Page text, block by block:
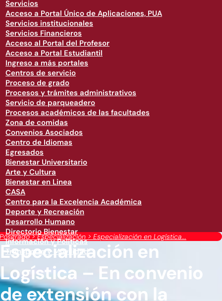
Servicios
Acceso a Portal Único de Aplicaciones, PUA
Servicios institucionales
Servicios Financieros
Acceso al Portal del Profesor
Acceso a Portal Estudiantil
Ingreso a más portales
Centros de servicio
Proceso de grado
Procesos y trámites administrativos
Servicio de parqueadero
Procesos académicos de las facultades
Zona de comidas
Convenios Asociados
Centro de Idiomas
Egresados
Bienestar Universitario
Arte y Cultura
Bienestar en Linea
CASA
Centro para la Excelencia Académica
Deporte y Recreación
Desarrollo Humano
Directorio Bienestar
Información y Políticas
Transporte y Movilidad
Posgrado>Especialización > Especialización en Logística...
Especialización en
Logística – En convenio
de extensión con la